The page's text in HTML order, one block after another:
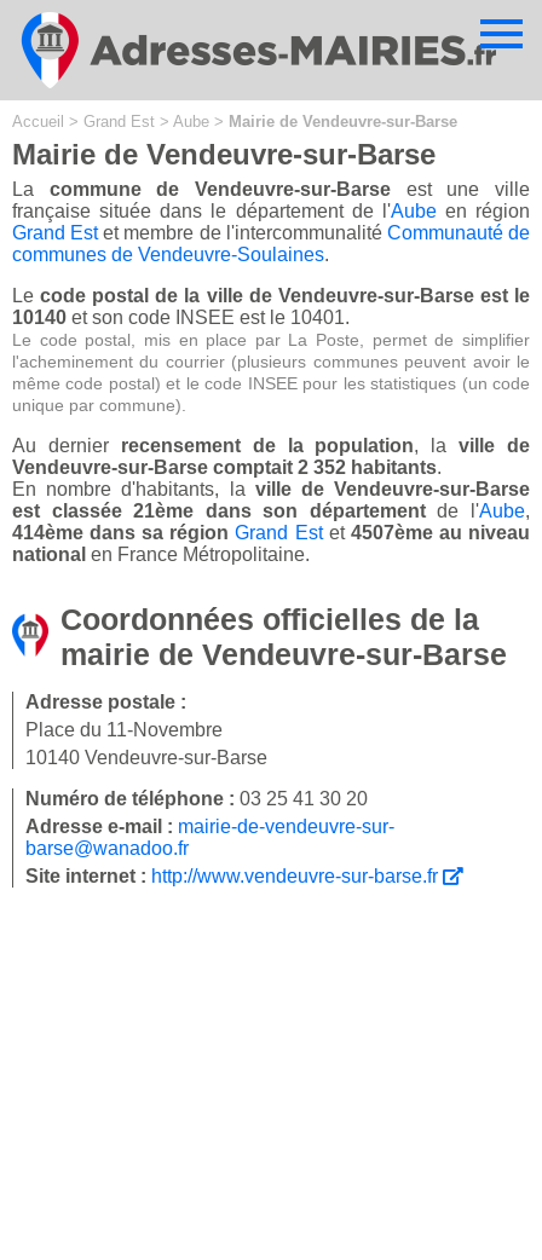
Accueil > Grand Est > Aube > Mairie de Vendeuvre-sur-Barse
Mairie de Vendeuvre-sur-Barse
La commune de Vendeuvre-sur-Barse est une ville
française située dans le département de l'Aubeen région
Grand Estet membre de l'intercommunalité Communauté de
communes de Vendeuvre-Soulaines.
Lecode postal de la ville de Vendeuvre-sur-Barse est le
10140 et son code INSEE est le 10401.
Le code postal, mis en place par La Poste, permet de simplifier
l'acheminement du courrier (plusieurs communes peuvent avoir le
même code postal) et le code INSEE pour les statistiques (un code
unique par commune).
Au dernier recensement de la population, laville de
Vendeuvre-sur-Barse comptait 2 352 habitants.
En nombre d'habitants, la ville de Vendeuvre-sur-Barse
est classée 21ème dans son départementde l'Aube,
414ème dans sa région Grand Estet 4507ème au niveau
national en France Métropolitaine.
Coordonnées officielles de la
mairie de Vendeuvre-sur-Barse
Adresse postale :
Place du 11-Novembre
10140 Vendeuvre-sur-Barse
Numéro de téléphone : 03 25 41 30 20
Adresse e-mail : mairie-de-vendeuvre-sur-
barse@wanadoo.fr
Site internet : http://www.vendeuvre-sur-barse.fr
Cookies management panel